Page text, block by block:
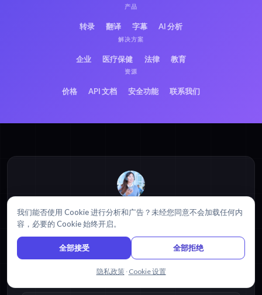
产品
转录 翻译 字幕 AI 分析
解决方案
企业 医疗保健 法律 教育
资源
价格 API 文档 安全功能 联系我们
需要入门帮助吗？
浏览我们的帮助中心
访问帮助中心
我们能否使用 Cookie 进行分析和广告？未经您同意不会加载任何内
容，必要的 Cookie 始终开启。
全部接受 全部拒绝
隐私政策 · Cookie 设置